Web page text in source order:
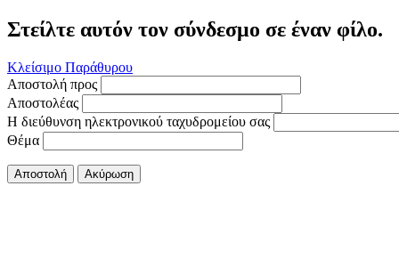
Στείλτε αυτόν τον σύνδεσμο σε έναν φίλο.
Κλείσιμο Παράθυρου
Αποστολή προς
Αποστολέας
Η διεύθυνση ηλεκτρονικού ταχυδρομείου σας
Θέμα
Αποστολή Ακύρωση